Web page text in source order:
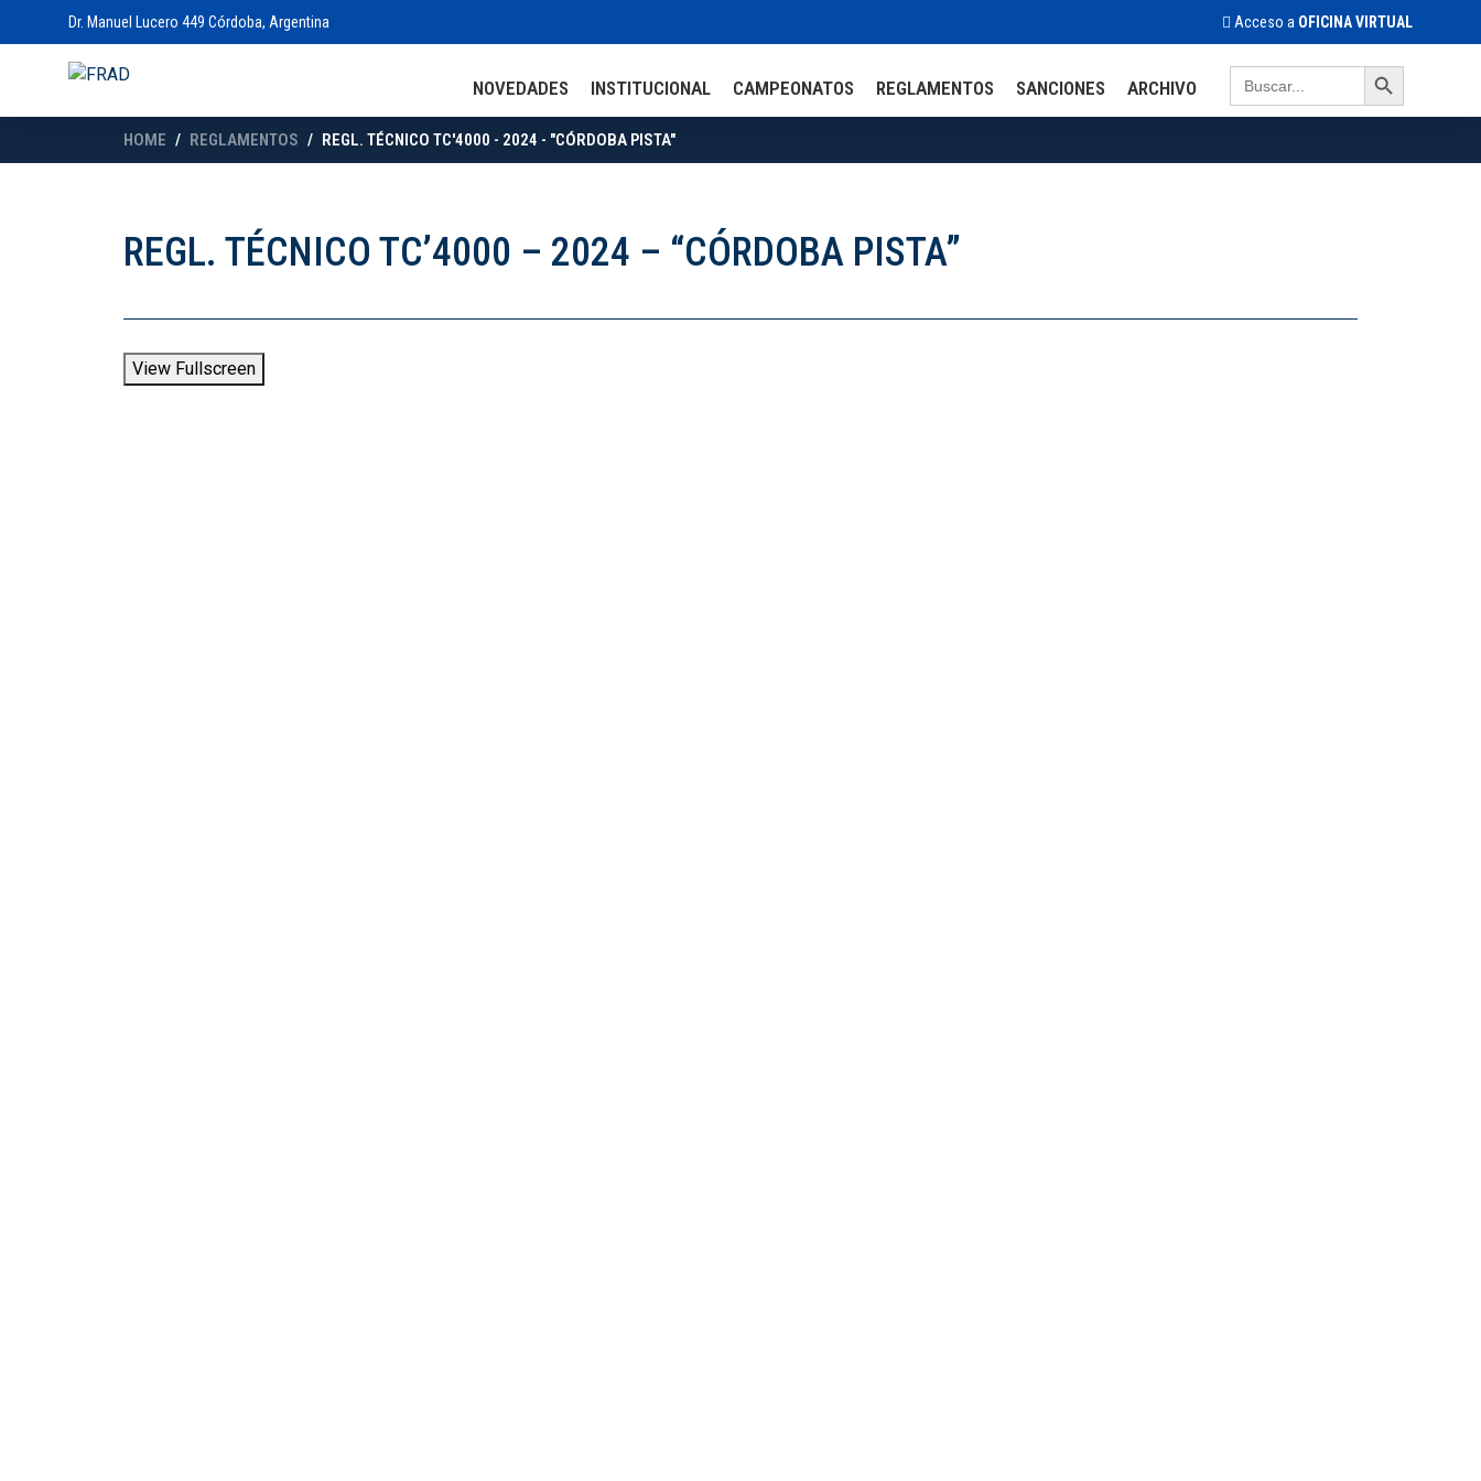
Dr. Manuel Lucero 449 Córdoba, Argentina Acceso a OFICINA VIRTUAL
NOVEDADES INSTITUCIONAL CAMPEONATOS REGLAMENTOS SANCIONES ARCHIVO
Search
for:
Search Button
HOME REGLAMENTOS REGL. TÉCNICO TC'4000 - 2024 - "CÓRDOBA PISTA"
REGL. TÉCNICO TC’4000 – 2024 – “CÓRDOBA PISTA”
View Fullscreen